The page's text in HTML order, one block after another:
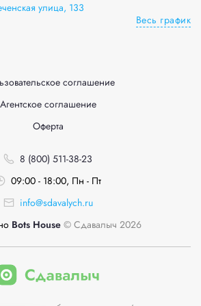
улица, 133
Весь график
соглашение
Агентское соглашение
Оферта
8 (800) 511-38-23
09:00 - 18:00, Пн - Пт
info@sdavalych.ru
Bots House © Сдавалыч 2026